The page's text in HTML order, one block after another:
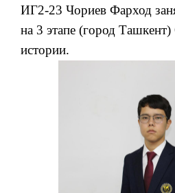
ИГ2-23 Чориев Фарход
на 3 этапе (город
истории.